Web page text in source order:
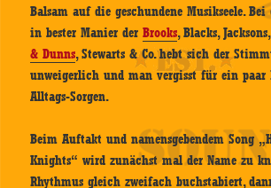
Balsam auf die geschundene Musikseele.
in bester Manier derBrooks, Blacks,
& Dunns, Stewarts & Co. hebt sich der
unweigerlich und man vergisst für ein paar
Alltags-Sorgen.
Beim Auftakt und namensgebendem Song
Knights“ wird zunächst mal der Name zu
Rhythmus gleich zweifach buchstabiert,